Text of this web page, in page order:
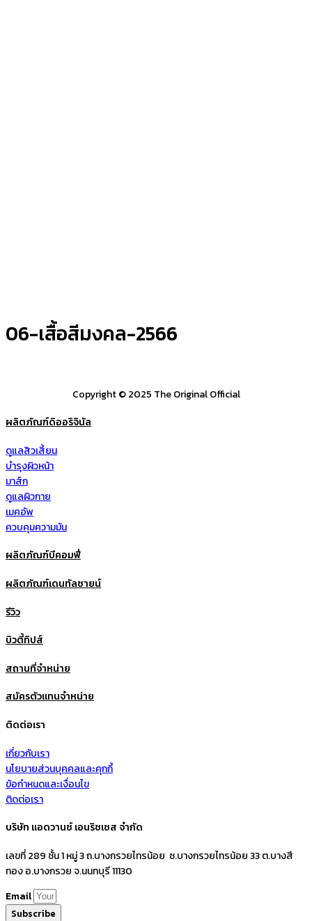
06-เสื้อสีมงคล-2566
Copyright © 2025 The Original Official
ผลิตภัณฑ์ดิออริจินัล
ดูแลสิวเสี้ยน
บำรุงผิวหน้า
มาส์ก
ดูแลผิวกาย
เมคอัพ
ควบคุมความมัน
ผลิตภัณฑ์บีคอมฟี่
ผลิตภัณฑ์เดนทัลซายน์
รีวิว
บิวตี้ทิปส์
สถานที่จำหน่าย
สมัครตัวแทนจำหน่าย
ติดต่อเรา
เกี่ยวกับเรา
นโยบายส่วนบุคคลและคุกกี้
ข้อกำหนดและเงื่อนไข
ติดต่อเรา
บริษัท แอดวานซ์ เอนริชเชส จำกัด
เลขที่ 289 ชั้น 1 หมู่ 3 ถ.บางกรวยไทรน้อย ซ.บางกรวยไทรน้อย 33 ต.บางสี
ทอง อ.บางกรวย จ.นนทบุรี 11130
Email
Subscribe